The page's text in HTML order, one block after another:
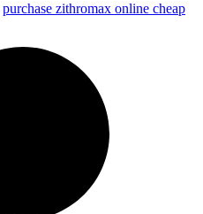
purchase zithromax online cheap